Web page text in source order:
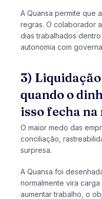
A Quansa permite que
regras. O colaborador
dias trabalhados
autonomia com
3)
quando o
isso fecha
O maior medo das
conciliação,
surpresa.
A Quansa foi
normalmente vira
aumentar trabalho, o